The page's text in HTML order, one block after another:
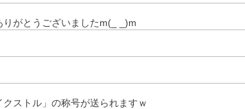
がとうございましたm(_ _)m
ストル」の称号が送られますｗ